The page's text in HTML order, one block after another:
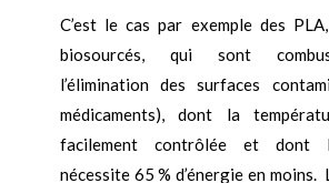
C’est le cas par exemple des
biosourcés, qui sont
l’élimination des surfaces
médicaments), dont la
facilement contrôlée et dont
nécessite 65 % d’énergie en moins.